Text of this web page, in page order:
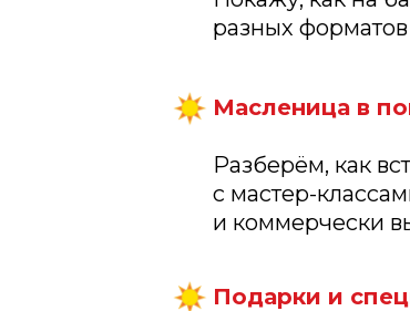
разных
Масленица в
Разберём, как
с мастер-
и коммерчески
Подарки и